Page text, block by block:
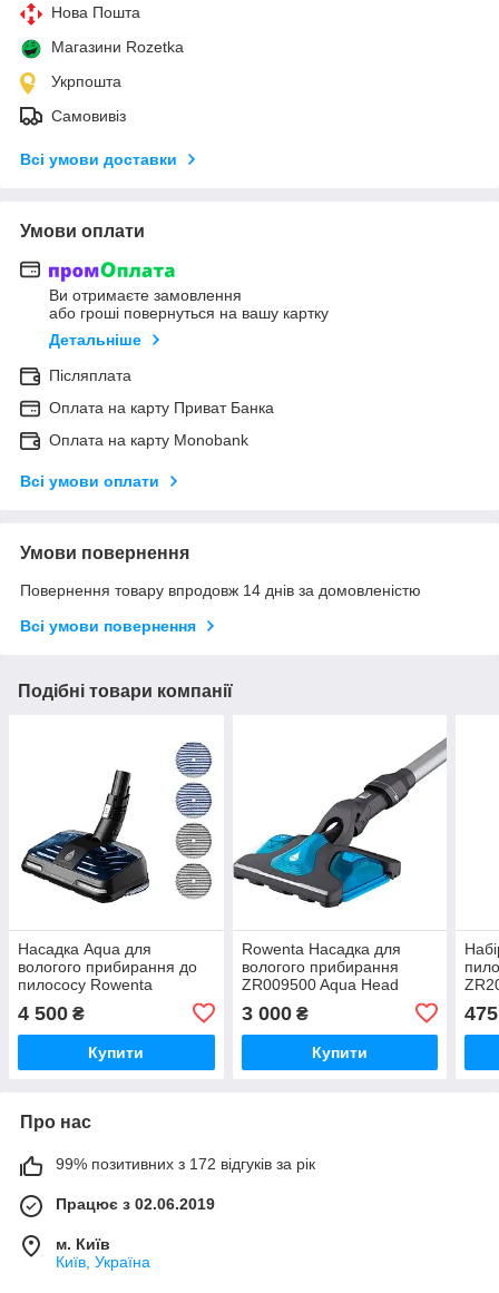
Нова Пошта
Магазини Rozetka
Укрпошта
Самовивіз
Всі умови доставки
Умови оплати
Ви отримаєте замовлення
або гроші повернуться на вашу картку
Детальніше
Післяплата
Оплата на карту Приват Банка
Оплата на карту Monobank
Всі умови оплати
Умови повернення
Повернення товару впродовж 14 днів за домовленістю
Всі умови повернення
Подібні товари компанії
Насадка Aqua для
вологого прибирання до
пилососу Rowenta
4 500 ₴
Купити
Rowenta Насадка для
вологого прибирання
ZR009500 Aqua Head
3 000₴
Купити
475
Про нас
99% позитивних з 172 відгуків за рік
Працює з 02.06.2019
м. Київ
Київ, Україна